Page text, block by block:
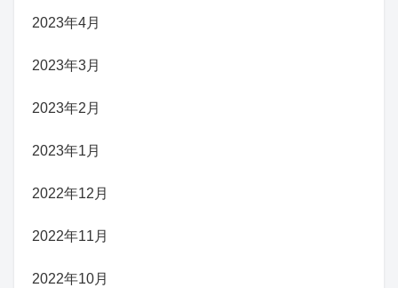
2023年4月
2023年3月
2023年2月
2023年1月
2022年12月
2022年11月
2022年10月